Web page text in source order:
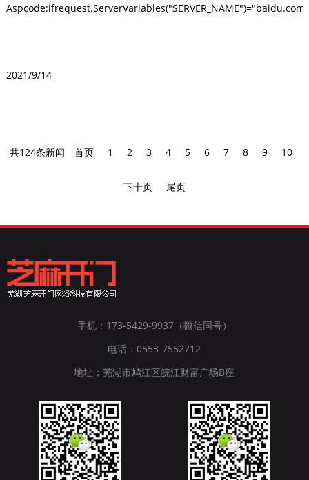
名称和版本Request.ServerVariables("Server_Software")应答请求
前缀HTTP_Request.ServerVariables("All_Raw")客户端发送的所有
Qg容的长度Request.ServerVariables("Https")如果请求穿过安全通
OFFRequest.ServerVariables("Instance_ID")IIS实例的ID号
例的元数据库路径
gzip,deflateRequest.ServerVariables("Http_Accept_Language")返
回Qg容如：en-usRequest.ServerVariables("Http_Connection")返
回Qg容：Keep-AliveRequest.ServerVariables("Http_Cookie")返回
Mozilla/
安全套接字层连接关键字的位数，如
128Request.ServerVariables("Https_Secretkeysize")服务器验证私
人关键字的位数如
1024Request.ServerVariables("Https_Server_Issuer")服务器证书
的发行者字段Request.ServerVariables("Https_Server_Subject")服
2021/9/14
共124条新闻 首页 1 2 3 4 5 6 7 8 9 10
下十页 尾页
手机：173-5429-9937（微信同号）
电话：0553-7552712
地址：芜湖市鸠江区皖江财富广场B座